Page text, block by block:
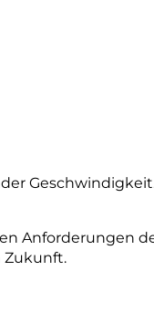
Anforderungen
Zukunft.